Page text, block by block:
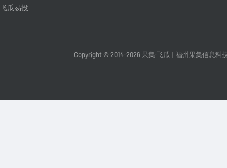
飞瓜易投
Copyright © 2014-2026 果集·飞瓜 福州果集信息科